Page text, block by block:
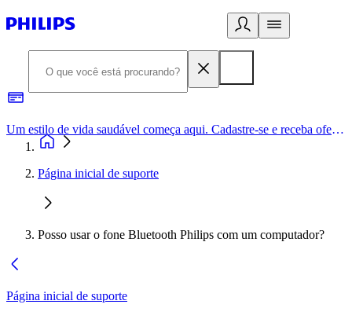
Um estilo de vida saudável começa aqui. Cadastre-se e receba ofertas exclusivas.
Página inicial de suporte
Posso usar o fone Bluetooth Philips com um computador?
Página inicial de suporte